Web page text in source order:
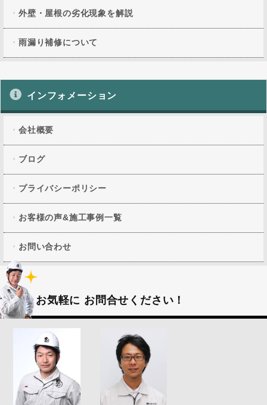
外壁・屋根の劣化現象を解説
雨漏り補修について
インフォメーション
会社概要
ブログ
プライバシーポリシー
お客様の声&施工事例一覧
お問い合わせ
お気軽に お問合せください！